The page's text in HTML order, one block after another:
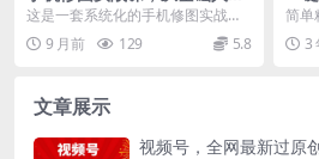
美容、瘦身技巧到高级调色方
法，86种流行风格的调色教学
这是一套系统化的手机修图实战课
程，从基础人像美容、瘦身技巧到
高级调色方法全面覆盖...
9 月前 129 5.8
单
简单
3
文章展示
视频号，全网最新过原